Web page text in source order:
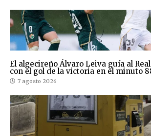
El algecireño Álvaro Leiva guía al
con el gol de la victoria en el minuto
7 agosto 2026